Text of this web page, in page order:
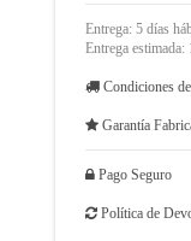
Entrega: 5 días
Entrega
Condiciones
Garantía
Pago Seguro
 Política de